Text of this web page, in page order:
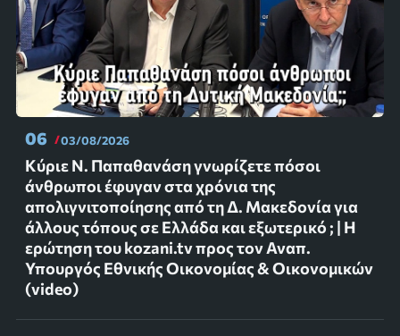
06 03/08/2026
Κύριε Ν. Παπαθανάση γνωρίζετε πόσοι
άνθρωποι έφυγαν στα χρόνια της
απολιγνιτοποίησης από τη Δ. Μακεδονία για
άλλους τόπους σε Ελλάδα και εξωτερικό ; | Η
ερώτηση του kozani.tv προς τον Αναπ.
Υπουργός Εθνικής Οικονομίας & Οικονομικών
(video)